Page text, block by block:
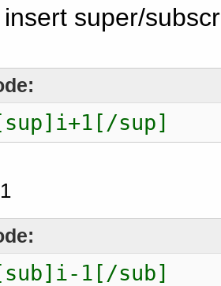
insert super/
sup]
1[/sub]